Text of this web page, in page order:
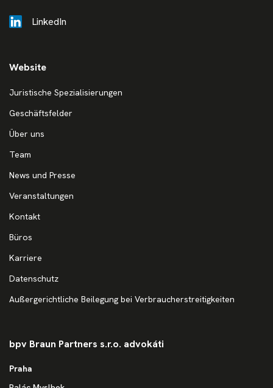
LinkedIn
Website
Juristische Spezialisierungen
Geschäftsfelder
Über uns
Team
News und Presse
Veranstaltungen
Kontakt
Büros
Karriere
Datenschutz
Außergerichtliche Beilegung bei Verbraucherstreitigkeiten
bpv Braun Partners s.r.o. advokáti
Praha